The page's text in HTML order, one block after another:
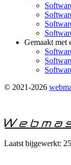
Gemaakt met
© 2021-2026
Laatst bijgewerkt: